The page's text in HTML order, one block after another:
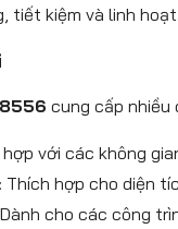
tiết kiệm và linh
cung cấp nhiều
hợp với các không
: Thích hợp cho diện
cho các công